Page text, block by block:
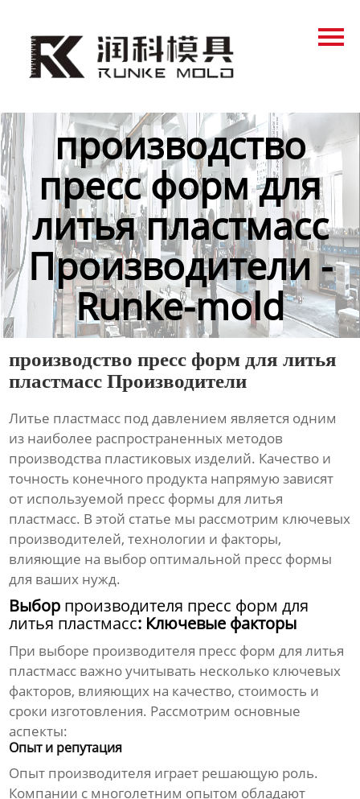
Продукция
Контакты
производство
пресс форм для
литья пластмасс
Производители -
Runke-mold
производство пресс форм для литья
пластмасс Производители
Литье пластмасс под давлением является одним
из наиболее распространенных методов
производства пластиковых изделий. Качество и
точность конечного продукта напрямую зависят
от используемой пресс формы для литья
пластмасс. В этой статье мы рассмотрим ключевых
производителей, технологии и факторы,
влияющие на выбор оптимальной пресс формы
для ваших нужд.
Выбор производителя пресс форм для
литья пластмасс: Ключевые факторы
При выборе производителя пресс форм для литья
пластмасс важно учитывать несколько ключевых
факторов, влияющих на качество, стоимость и
сроки изготовления. Рассмотрим основные
аспекты:
Опыт и репутация
Опыт производителя играет решающую роль.
Компании с многолетним опытом обладают